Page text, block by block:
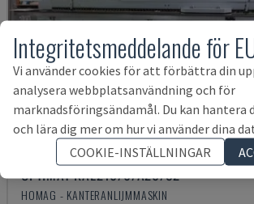
OPTIMAT KAL210/6/A20/S2
HOMAG - KANTERANLIJMMASKIN
Integritetsmeddelande för
Vi använder cookies för att förbättra din
analysera webbplatsanvändning och för
marknadsföringsändamål. Du kan
och lära dig mer om hur vi använder dina
COOKIE-INSTÄLLNINGAR